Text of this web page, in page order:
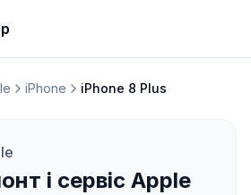
iPhone iPhone 8 Plus
і сервіс Apple